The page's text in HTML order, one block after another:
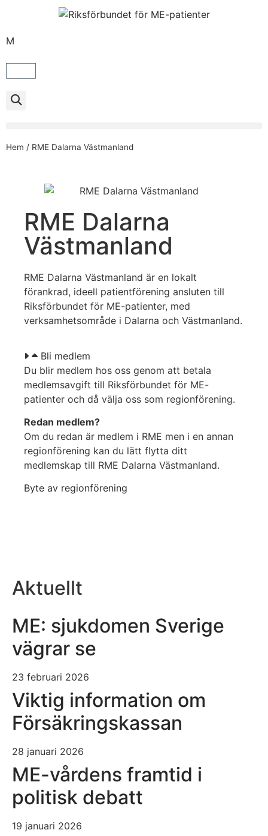
M
Hem / RME Dalarna Västmanland
RME Dalarna
Västmanland
RME Dalarna Västmanland är en lokalt
förankrad, ideell patientförening ansluten till
Riksförbundet för ME-patienter, med
verksamhetsområde i Dalarna och Västmanland.
Bli medlem
Du blir medlem hos oss genom att betala
medlemsavgift till Riksförbundet för ME-
patienter och då välja oss som regionförening.
Redan medlem?
Om du redan är medlem i RME men i en annan
regionförening kan du lätt flytta ditt
medlemskap till RME Dalarna Västmanland.
Byte av regionförening
Aktuellt
ME: sjukdomen Sverige
vägrar se
23 februari 2026
Viktig information om
Försäkringskassan
28 januari 2026
ME-vårdens framtid i
politisk debatt
19 januari 2026